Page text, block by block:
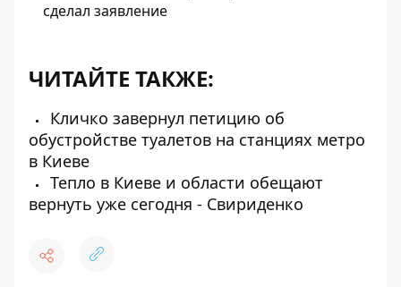
сделал заявление
ЧИТАЙТЕ ТАКЖЕ:
Кличко завернул петицию об
обустройстве туалетов на станциях метро
в Киеве
Тепло в Киеве и области обещают
вернуть уже сегодня - Свириденко